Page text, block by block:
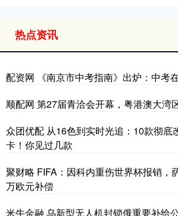
热点资讯
配资网 《南京市中考指南》出炉：中考
顺配网 第27届青洽会开幕，粤港澳大湾
众团优配 从16色到实时光追：10款彻底
卡！你见过几款
聚财略 FIFA：因科内重伤世界杯报销，
万欧元补偿
米牛金融 乌新型无人机封锁俄重要补给